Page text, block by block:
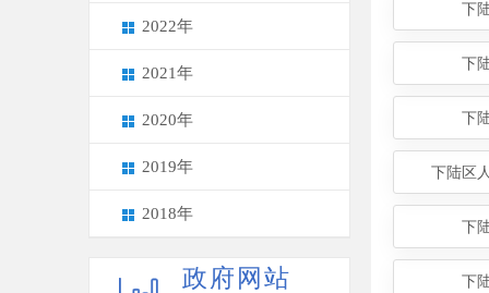
2022年
2021年
2020年
2019年
2018年
政府网站
下
下
下
下陆区
下
下